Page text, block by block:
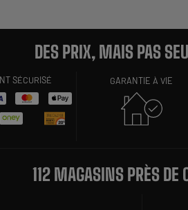
DES PRIX, MAIS PAS
SÉCURISÉ GARANTIE À VIE
112 MAGASINS PRÈS DE